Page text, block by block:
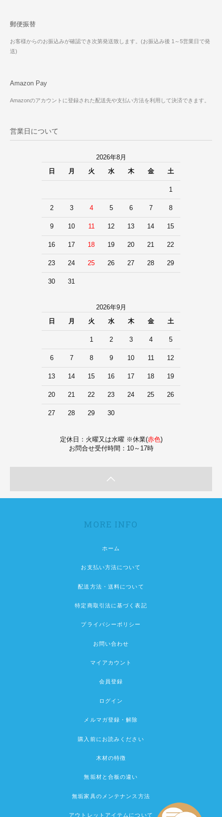
郵便振替
お客様からのお振込みが確認でき次第発送致します。(お振込み後 1～5営業日で発
送)
Amazon Pay
Amazonのアカウントに登録された配送先や支払い方法を利用して決済できます。
営業日について
2026年8月
日
月 火 水 木 金 土
1
2 3 4 5 6 7 8
9 10 11 12 13 14 15
16 17 18 19 20 21 22
23 24 25 26 27 28 29
30 31
2026年9月
日
月 火 水 木 金 土
1 2 3 4 5
6 7 8 9 10 11 12
13 14 15 16 17 18 19
20 21 22 23 24 25 26
27 28 29 30
定休日：火曜又は水曜 ※休業(赤色)
お問合せ受付時間：10～17時
MORE INFO
ホーム
お支払い方法について
配送方法・送料について
特定商取引法に基づく表記
プライバシーポリシー
お問い合わせ
マイアカウント
会員登録
ログイン
メルマガ登録・解除
購入前にお読みください
木材の特徴
無垢材と合板の違い
無垢家具のメンテナンス方法
アウトレットアイテムについて